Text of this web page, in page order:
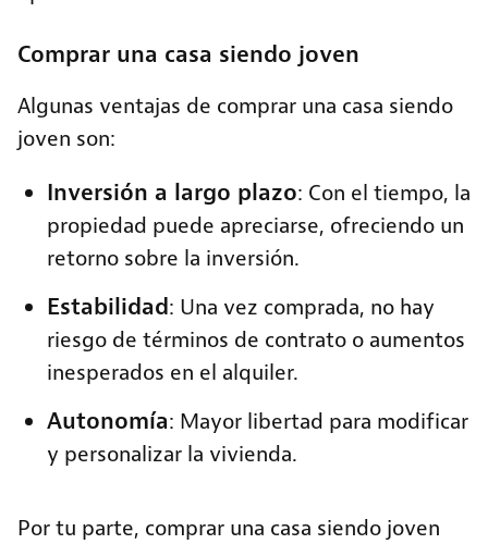
Comprar una casa siendo joven
Algunas ventajas de comprar una casa siendo
joven son:
Inversión a largo plazo: Con el tiempo, la
propiedad puede apreciarse, ofreciendo un
retorno sobre la inversión.
Estabilidad: Una vez comprada, no hay
riesgo de términos de contrato o aumentos
inesperados en el alquiler.
Autonomía: Mayor libertad para modificar
y personalizar la vivienda.
Por tu parte, comprar una casa siendo joven